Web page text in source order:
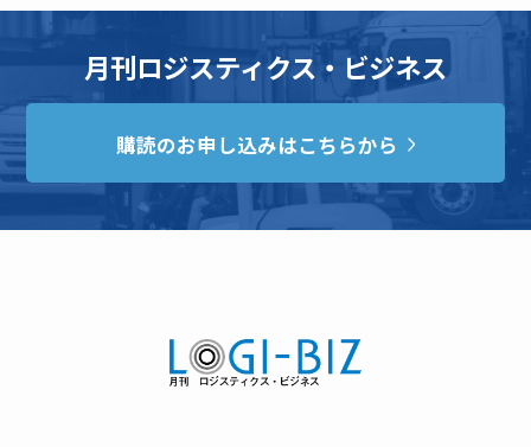
月刊ロジスティクス・ビジネス
購読のお申し込みはこちらから